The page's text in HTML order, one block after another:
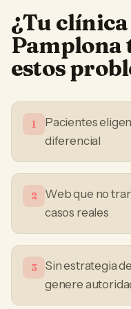
¿Tu
Pamplona
estos
1
Pacientes
diferencial
2
Web que no
casos reales
3
Sin estrategia
genere